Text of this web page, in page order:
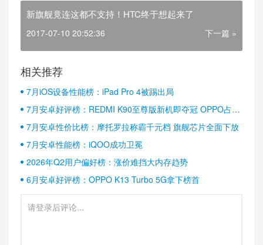
新旗舰竟连这都不支持！HTC终于想起来了
2017-07-10 20:52:36 下一篇 »
相关推荐
7月iOS设备性能榜：iPad Pro 4被踢出局
7月安卓好评榜：REDMI K90至尊版新机即夺冠 OPPO占据
半壁江山
7月安卓性价比榜：摩托罗拉称霸千元档 旗舰芯片全面下放
7月安卓性能榜：iQOO成功卫冕
2026年Q2用户偏好榜：涨价难挡大内存趋势
6月安卓好评榜：OPPO K13 Turbo 5G拿下榜首